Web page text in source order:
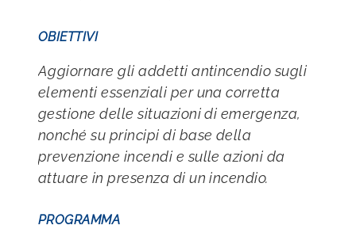
OBIETTIVI
Aggiornare gli addetti antincendio sugli
elementi essenziali per una corretta
gestione delle situazioni di emergenza,
nonché su principi di base della
prevenzione incendi e sulle azioni da
attuare in presenza di un incendio.
PROGRAMMA